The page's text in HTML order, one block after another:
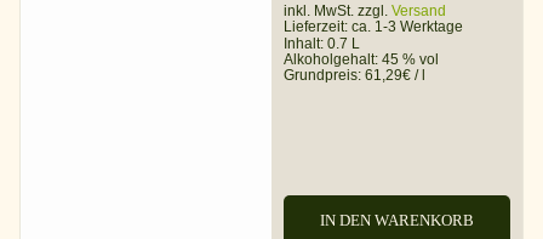
inkl. MwSt. zzgl. Versand
Lieferzeit: ca. 1-3 Werktage
Inhalt: 0.7 L
Alkoholgehalt: 45 % vol
Grundpreis: 61,29€ /l
IN DEN WARENKORB